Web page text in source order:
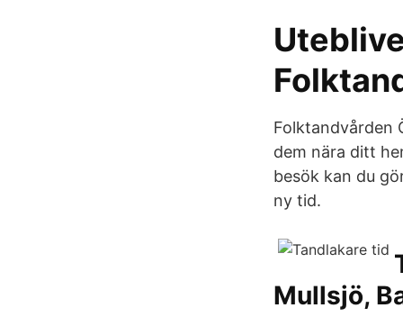
Folktandvården
dem nära ditt
besök kan du
ny tid.
Mullsjö,